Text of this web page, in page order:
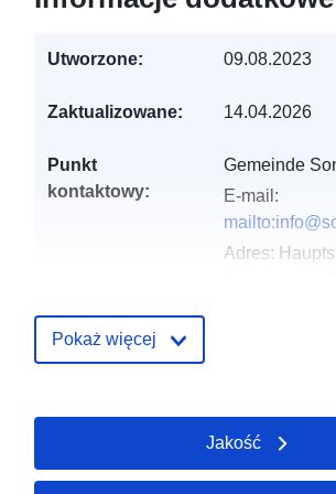
Utworzone: 09.08.2023
Zaktualizowane: 14.04.2026
Punkt
kontaktowy:
Gemeinde
E-mail:
Adres:
Zapis katalogu: Dodany do
February 2026
Pokaż więcej
Jakość